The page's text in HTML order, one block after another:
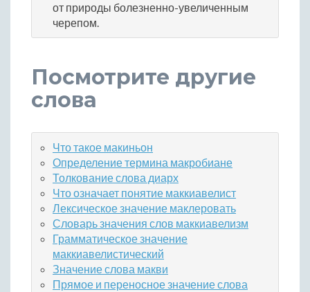
от природы болезненно-увеличенным
черепом.
Посмотрите другие
слова
Что такое макиньон
Определение термина макробиане
Толкование слова диарх
Что означает понятие маккиавелист
Лексическое значение маклеровать
Словарь значения слов маккиавелизм
Грамматическое значение
маккиавелистический
Значение слова макви
Прямое и переносное значение слова